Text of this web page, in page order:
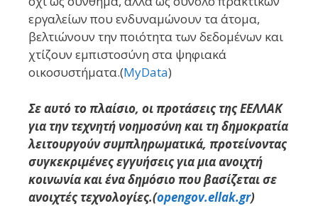
εργαλείων που ενδυναμώνουν τα άτομα,
βελτιώνουν την ποιότητα των δεδομένων και
χτίζουν εμπιστοσύνη στα ψηφιακά
οικοσυστήματα.(MyData)
Σε αυτό το πλαίσιο, οι προτάσεις της ΕΕΛΛΑΚ
για την τεχνητή νοημοσύνη και τη δημοκρατία
λειτουργούν συμπληρωματικά, προτείνοντας
συγκεκριμένες εγγυήσεις για μια ανοιχτή
κοινωνία και ένα δημόσιο που βασίζεται σε
ανοιχτές τεχνολογίες.(opengov.ellak.gr)